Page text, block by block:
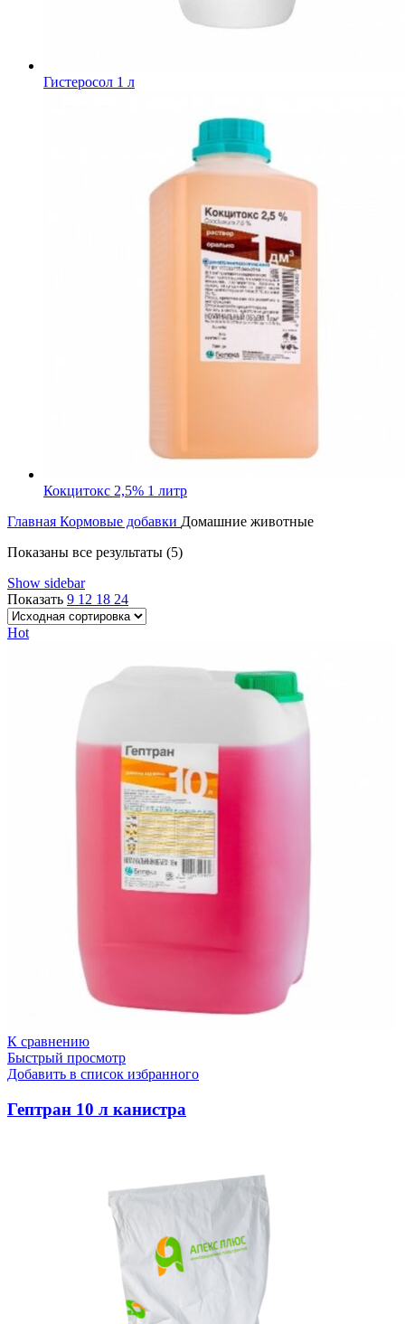
Гистеросол 1 л
Кокцитокс 2,5% 1 литр
Главная Кормовые добавки Домашние животные
Показаны все результаты (5)
Show sidebar
Показать 9 12 18 24
Hot
К сравнению
Быстрый просмотр
Добавить в список избранного
Гептран 10 л канистра